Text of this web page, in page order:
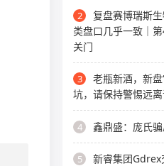
2
复盘赛博瑞斯
类盘口几乎一致｜
关门
3
老瓶新酒，新
坑，请保持警惕远
4 鑫鼎盛：庞氏
5
新睿集团Gdrex